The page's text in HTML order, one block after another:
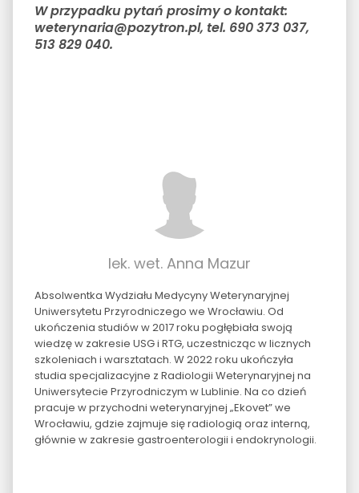
W przypadku pytań prosimy o kontakt:
weterynaria@pozytron.pl, tel. 690 373 037,
513 829 040.
lek. wet. Anna Mazur
Absolwentka Wydziału Medycyny Weterynaryjnej
Uniwersytetu Przyrodniczego we Wrocławiu. Od
ukończenia studiów w 2017 roku pogłębiała swoją
wiedzę w zakresie USG i RTG, uczestnicząc w licznych
szkoleniach i warsztatach. W 2022 roku ukończyła
studia specjalizacyjne z Radiologii Weterynaryjnej na
Uniwersytecie Przyrodniczym w Lublinie. Na co dzień
pracuje w przychodni weterynaryjnej „Ekovet” we
Wrocławiu, gdzie zajmuje się radiologią oraz interną,
głównie w zakresie gastroenterologii i endokrynologii.